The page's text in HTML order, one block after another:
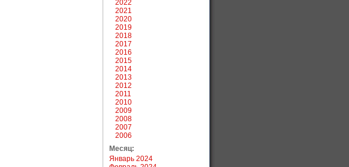
2022
2021
2020
2019
2018
2017
2016
2015
2014
2013
2012
2011
2010
2009
2008
2007
2006
Месяц:
Январь 2024